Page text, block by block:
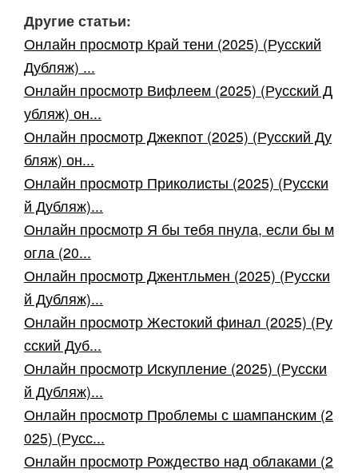
Другие статьи:
Онлайн просмотр Край тени (2025) (Русский
Дубляж) ...
Онлайн просмотр Вифлеем (2025) (Русский Д
убляж) он...
Онлайн просмотр Джекпот (2025) (Русский Ду
бляж) он...
Онлайн просмотр Приколисты (2025) (Русски
й Дубляж)...
Онлайн просмотр Я бы тебя пнула, если бы м
огла (20...
Онлайн просмотр Джентльмен (2025) (Русски
й Дубляж)...
Онлайн просмотр Жестокий финал (2025) (Ру
сский Дуб...
Онлайн просмотр Искупление (2025) (Русски
й Дубляж)...
Онлайн просмотр Проблемы с шампанским (2
025) (Русс...
Онлайн просмотр Рождество над облаками (2